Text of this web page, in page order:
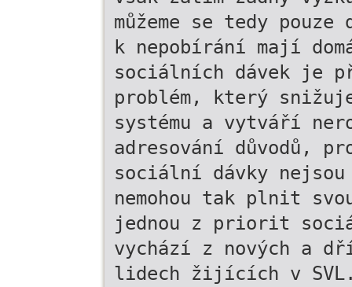
můžeme se tedy
k nepobírání mají
sociálních dávek je
problém, který
systému a vytváří
adresování důvodů,
sociální dávky
nemohou tak plnit
jednou z priorit
vychází z nových a
lidech žijících v SVL.